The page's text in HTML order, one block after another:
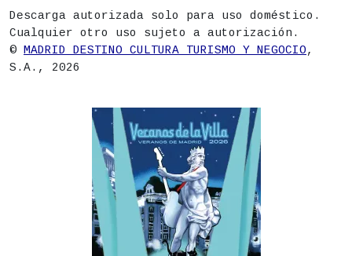
Descarga autorizada solo para uso doméstico.
Cualquier otro uso sujeto a autorización.
©
MADRID DESTINO CULTURA TURISMO Y NEGOCIO,
S.A., 2026